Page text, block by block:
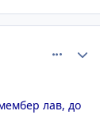
лав, до